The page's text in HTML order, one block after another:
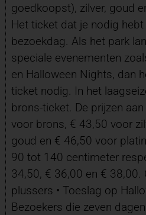
goedkoopst), zilver, goud
Het ticket dat je nodig
bezoekdag. Als het park
speciale evenementen
en Halloween Nights, dan
ticket nodig. In het
brons-ticket. De prijzen
voor brons, € 43,50 voor
goud en € 46,50 voor
90 tot 140 centimeter
34,50, € 36,00 en € 38,00.
plussers • Toeslag op
Bezoekers die zeven